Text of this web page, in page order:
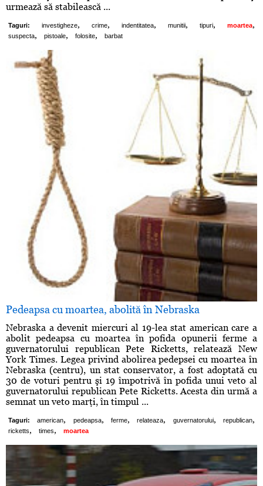
urmează să stabilească ...
Taguri: investigheze, crime, indentitatea, munitii, tipuri, moartea,
suspecta, pistoale, folosite, barbat
Pedeapsa cu moartea, abolită în Nebraska
Nebraska a devenit miercuri al 19-lea stat american care a
abolit pedeapsa cu moartea în pofida opunerii ferme a
guvernatorului republican Pete Ricketts, relatează New
York Times. Legea privind abolirea pedepsei cu moartea în
Nebraska (centru), un stat conservator, a fost adoptată cu
30 de voturi pentru şi 19 împotrivă în pofida unui veto al
guvernatorului republican Pete Ricketts. Acesta din urmă a
semnat un veto marţi, în timpul ...
Taguri: american, pedeapsa, ferme, relateaza, guvernatorului, republican,
ricketts, times, moartea